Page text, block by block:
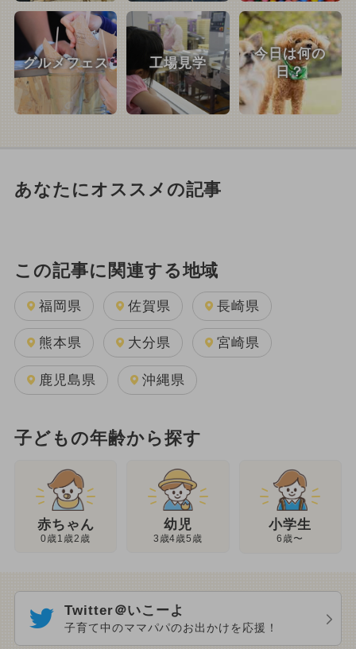
グルメフェス 工場見学
今日は何の
日？
あなたにオススメの記事
この記事に関連する地域
福岡県 佐賀県 長崎県
熊本県 大分県 宮崎県
鹿児島県 沖縄県
子どもの年齢から探す
赤ちゃん
0歳1歳2歳
幼児
3歳4歳5歳
小学生
6歳〜
Twitter＠いこーよ
子育て中のママパパのお出かけを応援！